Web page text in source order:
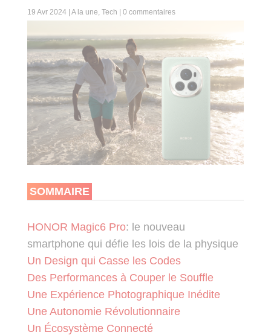
19 Avr 2024| A la une, Tech 0 commentaires
SOMMAIRE
HONOR Magic6 Pro: le nouveau
smartphone qui défie les lois de la physique
Un Design qui Casse les Codes
Des Performances à Couper le Souffle
Une Expérience Photographique Inédite
Une Autonomie Révolutionnaire
Un Écosystème Connecté